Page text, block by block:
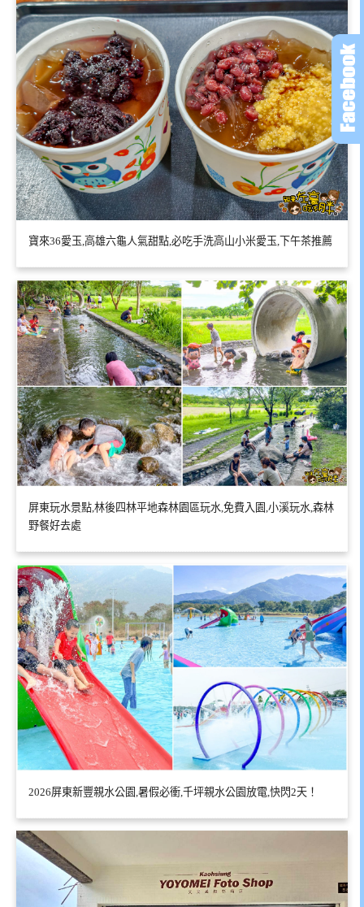
寶來36愛玉,高雄六龜人氣甜點,必吃手洗高山小米愛玉,下午茶推薦
屏東玩水景點,林後四林平地森林園區玩水,免費入園,小溪玩水,森林
野餐好去處
2026屏東新豐親水公園,暑假必衝,千坪親水公園放電,快閃2天！